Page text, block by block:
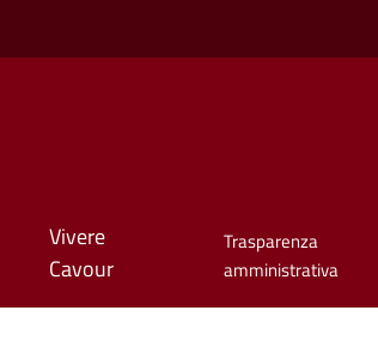
Vivere
Cavour
Trasparenza
amministrativa